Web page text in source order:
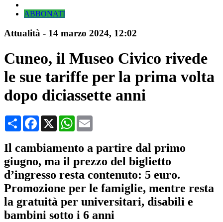
ABBONATI
Attualità - 14 marzo 2024, 12:02
Cuneo, il Museo Civico rivede
le sue tariffe per la prima volta
dopo diciassette anni
CondividiFacebook
X WhatsApp
Il cambiamento a partire dal primo
giugno, ma il prezzo del biglietto
d’ingresso resta contenuto: 5 euro.
Promozione per le famiglie, mentre resta
la gratuità per universitari, disabili e
bambini sotto i 6 anni